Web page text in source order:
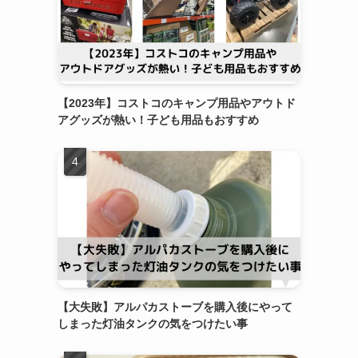
【2023年】コストコのキャンプ用品やアウトド
アグッズが熱い！子ども用品もおすすめ
【大失敗】アルパカストーブを購入後にやって
しまった灯油タンクの気をつけたい事